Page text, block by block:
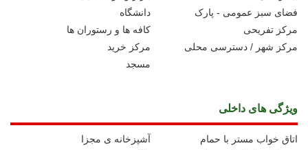
دانشگاه
فضای سبز عمومی - پارک
کافه ها و رستوران ها
مرکز تفریحی
مرکز خرید
مرکز شهر / دسترسی محلی
مسجد
ویژگی های داخلی
آشپزخانه ی مجزا
اتاق خواب مستر با حمام